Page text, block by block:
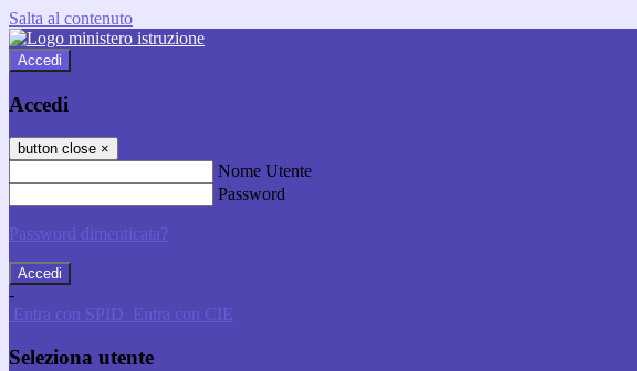
Salta al contenuto
Accedi
Accedi
button close ×
Nome Utente
Password
Password dimenticata?
-
Entra con SPID Entra con CIE
Seleziona utente